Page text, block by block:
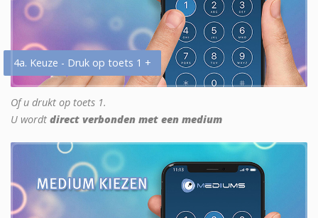
4a. Keuze - Druk op toets 1 +
Of u drukt op toets 1.
U wordt direct verbonden met een medium